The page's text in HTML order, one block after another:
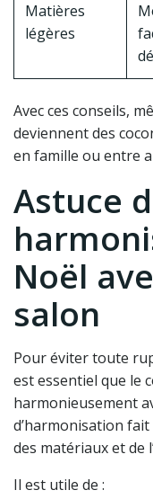
Matières
légères
Avec ces conseils,
deviennent des
en famille ou entre
Astuce
Noël
salon
Pour éviter toute
est essentiel que le
harmonieusement
d’harmonisation
des matériaux et de
Il est utile de :